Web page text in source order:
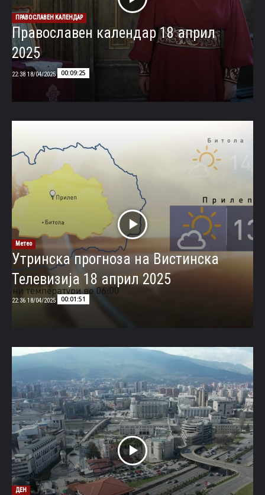
ПРАВОСЛАВЕН КАЛЕНДАР
Православен календар 18 април
2025
00:09:25
18/04/2025 22:38
Метео
Утринска прогноза на Вистинска
Телевизија 18 април 2025
00:01:51
18/04/2025 22:36
ДЕН